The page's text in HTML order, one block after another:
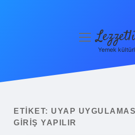
Yasal Uyarı
menüyü
Yemek
ETIKET: UYAP
GIRIŞ YAPILIR